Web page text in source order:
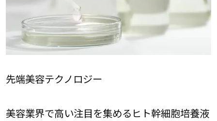
先端美容テクノロジー
美容業界で高い注目を集めるヒト幹細胞培養液